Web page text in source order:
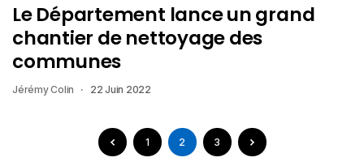
Le Département lance un grand
chantier de nettoyage des
communes
Jérémy Colin 22 Juin 2022
1 2 3